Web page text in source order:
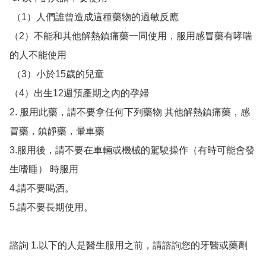
（2）不能和其他解熱鎮痛藥一同使用，服用感冒藥有哮喘
的人不能使用
（4）出生12週預產期之內的孕婦
2. 服用此藥，請不要拿任何下列藥物 其他解熱鎮痛藥，感
冒藥，鎮靜藥，暈車藥
3.服用後，請不要在車輛或機械的駕駛操作（有時可能會發
生嗜睡） 時服用
4.請不要喝酒。
5.請不要長期使用。
諮詢 1.以下的人是醫生服用之前，請諮詢您的牙醫或藥劑